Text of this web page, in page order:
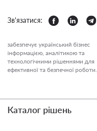
Зв'язатися:
забезпечує український бізнес
інформацією, аналітикою та
технологічними рішеннями для
ефективної та безпечної роботи.
Каталог рішень